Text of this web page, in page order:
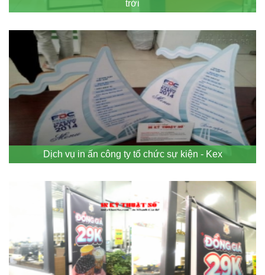
trời
Dịch vụ in ấn công ty tổ chức sự kiện - Kex